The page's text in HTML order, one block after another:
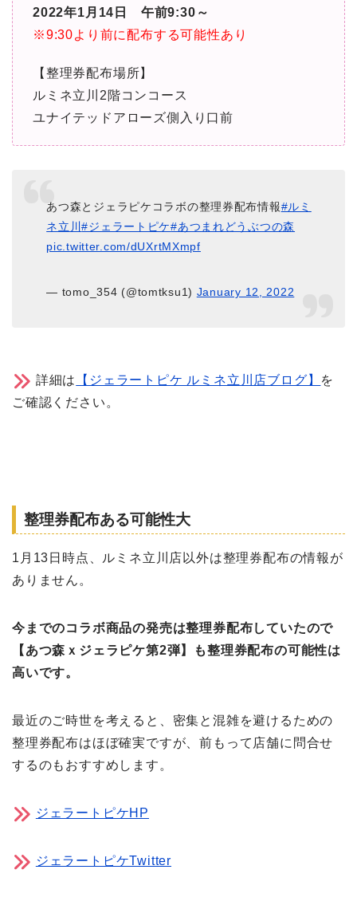
2022年1月14日 午前9:30～
※9:30より前に配布する可能性あり
【整理券配布場所】
ルミネ立川2階コンコース
ユナイテッドアローズ側入り口前
あつ森とジェラピケコラボの整理券配布情報#ルミ
ネ立川#ジェラートピケ#あつまれどうぶつの森
pic.twitter.com/dUXrtMXmpf
— tomo_354 (@tomtksu1) January 12, 2022
詳細は 【ジェラートピケ ルミネ立川店ブログ】 を
ご確認ください。
整理券配布ある可能性大
1月13日時点、ルミネ立川店以外は整理券配布の情報が
ありません。
今までのコラボ商品の発売は整理券配布していたので
【あつ森ｘジェラピケ第2弾】も整理券配布の可能性は
高いです。
最近のご時世を考えると、密集と混雑を避けるための
整理券配布はほぼ確実ですが、前もって店舗に問合せ
するのもおすすめします。
ジェラートピケHP
ジェラートピケTwitter